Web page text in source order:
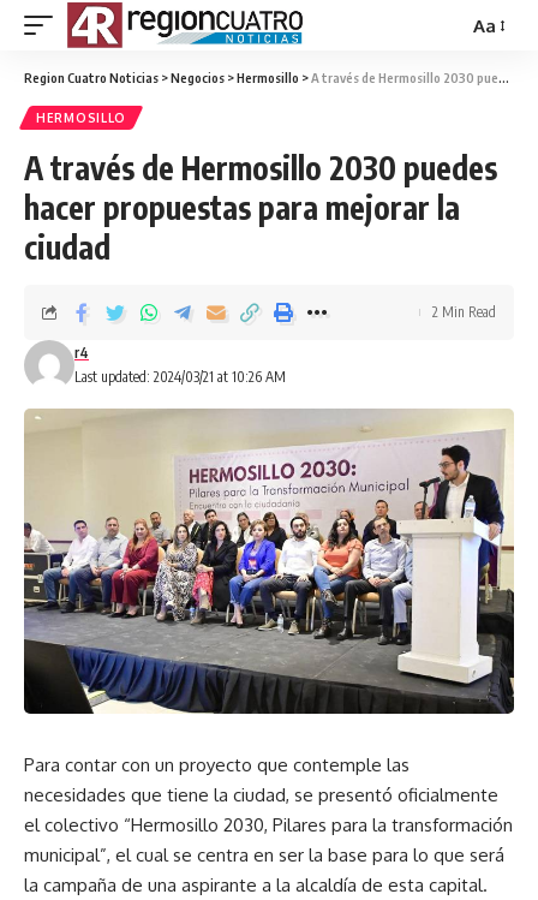
Aa
Region Cuatro Noticias >Negocios >Hermosillo >A través de Hermosillo 2030 puedes hacer propuestas para mejorar la ciudad
HERMOSILLO
A través de Hermosillo 2030 puedes
hacer propuestas para mejorar la
ciudad
Last updated: 2024/03/21 at 10:26 AM
r4
2 Min Read
Para contar con un proyecto que contemple las
necesidades que tiene la ciudad, se presentó oficialmente
el colectivo “Hermosillo 2030, Pilares para la transformación
municipal”, el cual se centra en ser la base para lo que será
la campaña de una aspirante a la alcaldía de esta capital.